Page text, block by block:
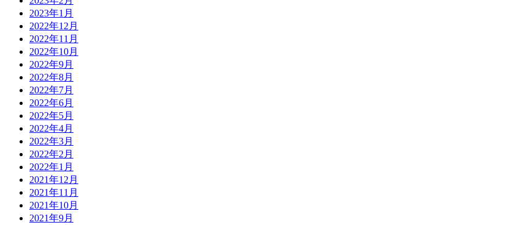
2023年1月
2022年12月
2022年11月
2022年10月
2022年9月
2022年8月
2022年7月
2022年6月
2022年5月
2022年4月
2022年3月
2022年2月
2022年1月
2021年12月
2021年11月
2021年10月
2021年9月